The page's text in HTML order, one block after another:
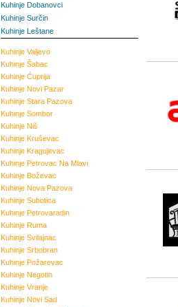
Kuhinje Dobanovci
Kuhinje Surčin
Kuhinje Leštane
Kuhinje Valjevo
Kuhinje Šabac
Kuhinje Ćuprija
Kuhinje Novi Pazar
Kuhinje Stara Pazova
Kuhinje Sombor
Kuhinje Niš
Kuhinje Kruševac
Kuhinje Kragujevac
Kuhinje Petrovac Na Mlavi
Kuhinje Boževac
Kuhinje Nova Pazova
Kuhinje Subotica
Kuhinje Petrovaradin
Kuhinje Ruma
Kuhinje Svilajnac
Kuhinje Srbobran
Kuhinje Požarevac
Kuhinje Negotin
Kuhinje Vranje
Kuhinje Novi Sad